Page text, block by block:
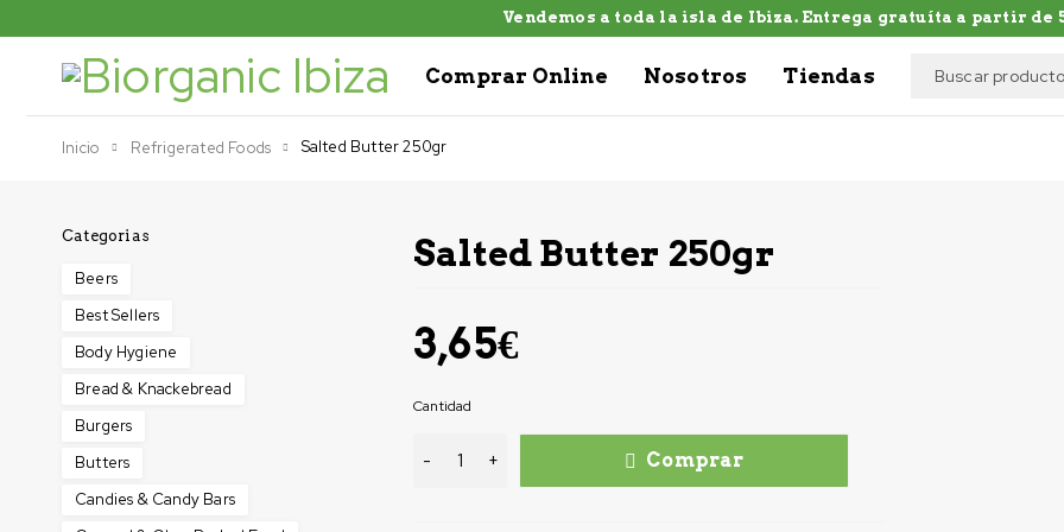
Vendemos a toda la isla de Ibiza. Entrega gratuíta a partir de
Comprar Online Nosotros Tiendas
Inicio Refrigerated Foods Salted Butter 250gr
Categorias
Beers
Best Sellers
Body Hygiene
Bread & Knackebread
Burgers
Butters
Candies & Candy Bars
Salted Butter 250gr
3,65€
Cantidad
Comprar